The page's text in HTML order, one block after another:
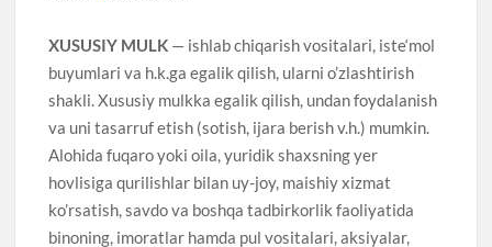
XUSUSIY MULK — ishlab chiqarish vositalari, iste‘mol
buyumlari va h.k.ga egalik qilish, ularni o’zlashtirish
shakli. Xususiy mulkka egalik qilish, undan foydalanish
va uni tasarruf etish (sotish, ijara berish v.h.) mumkin.
Alohida fuqaro yoki oila, yuridik shaxsning yer
hovlisiga qurilishlar bilan uy-joy, maishiy xizmat
ko’rsatish, savdo va boshqa tadbirkorlik faoliyatida
binoning, imoratlar hamda pul vositalari, aksiyalar,